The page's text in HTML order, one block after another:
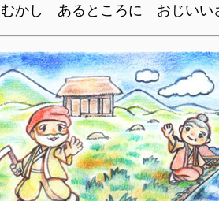
むかし あるところに おじい